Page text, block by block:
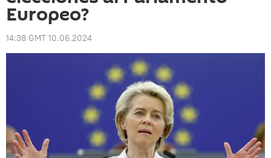
Europeo?
14:38 GMT 10.06.2024